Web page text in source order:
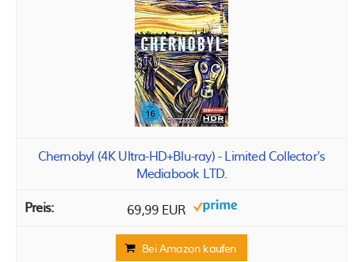
Chernobyl (4K Ultra-HD+Blu-ray) - Limited Collector's
Mediabook LTD.
69,99 EUR
Bei Amazon kaufen